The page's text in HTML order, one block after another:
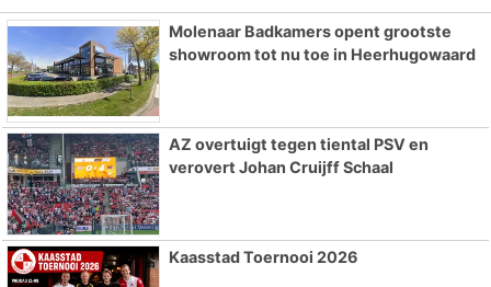
Molenaar Badkamers opent grootste
showroom tot nu toe in Heerhugowaard
AZ overtuigt tegen tiental PSV en
verovert Johan Cruijff Schaal
Kaasstad Toernooi 2026